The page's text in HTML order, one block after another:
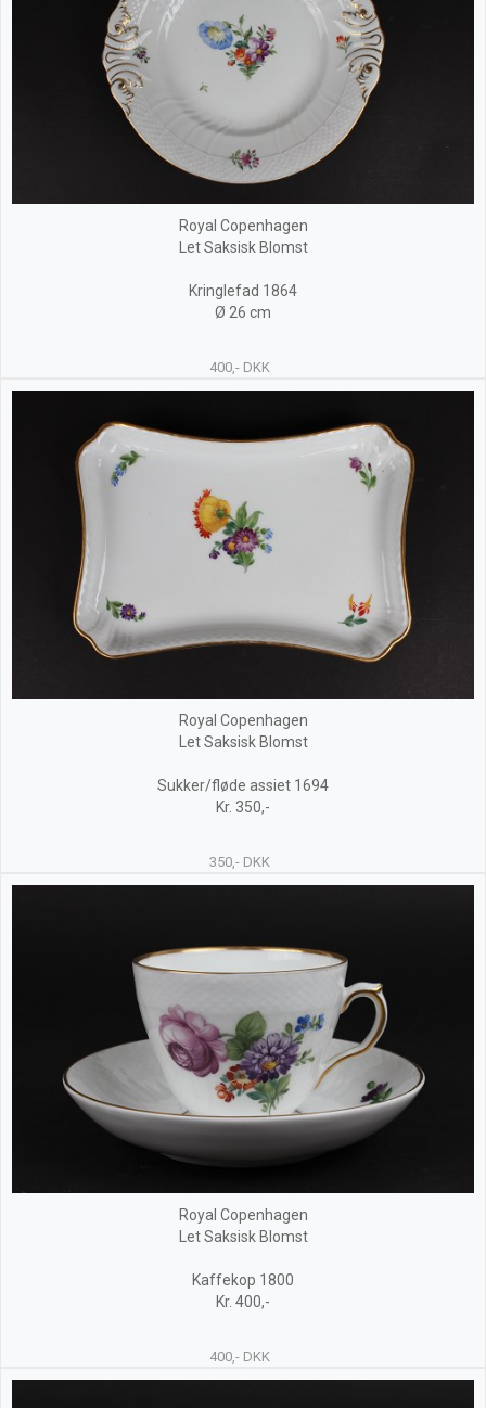
Royal Copenhagen
Let Saksisk Blomst
Kringlefad 1864
Ø 26 cm
400,- DKK
Royal Copenhagen
Let Saksisk Blomst
Sukker/fløde assiet 1694
Kr. 350,-
350,- DKK
Royal Copenhagen
Let Saksisk Blomst
Kaffekop 1800
Kr. 400,-
400,- DKK